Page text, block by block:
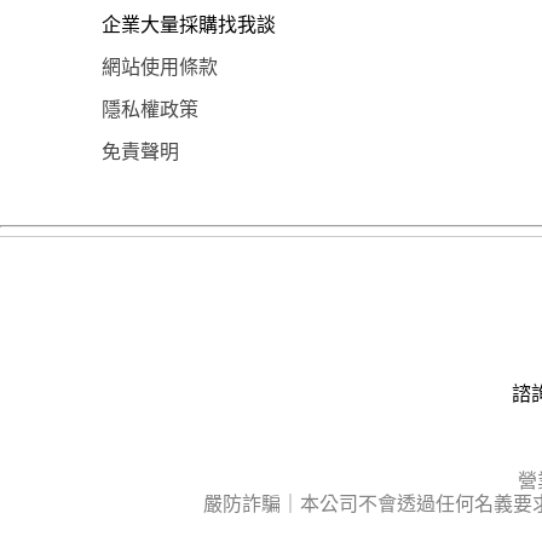
企業大量採購找我談
網站使用條款
隱私權政策
免責聲明
諮
營
嚴防詐騙｜本公司不會透過任何名義